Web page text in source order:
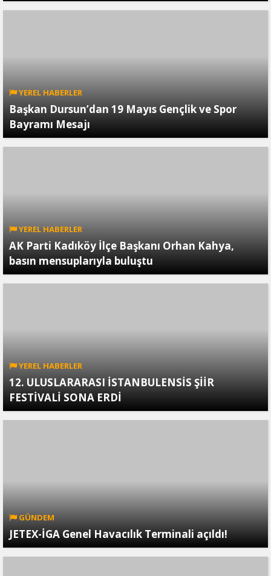
YEREL HABERLER
Başkan Dursun’dan 19 Mayıs Gençlik ve Spor
Bayramı Mesajı
YEREL HABERLER
AK Parti Kadıköy İlçe Başkanı Orhan Kahya,
basın mensuplarıyla buluştu
YEREL HABERLER
12. ULUSLARARASI İSTANBULENSİS ŞİİR
FESTİVALİ SONA ERDİ
GÜNDEM
JETEX-İGA Genel Havacılık Terminali açıldı!